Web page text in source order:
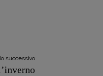
successivo